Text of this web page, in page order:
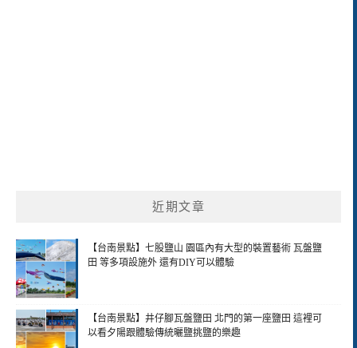
近期文章
【台南景點】七股鹽山 園區內有大型的裝置藝術 瓦盤鹽
田 等多項設施外 還有DIY可以體驗
【台南景點】井仔腳瓦盤鹽田 北門的第一座鹽田 這裡可
以看夕陽跟體驗傳統曬鹽挑鹽的樂趣